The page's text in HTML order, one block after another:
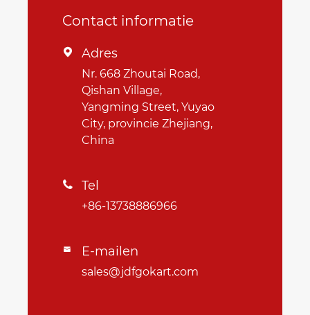
Contact informatie
 Adres
Nr. 668 Zhoutai Road,
Qishan Village,
Yangming Street, Yuyao
City, provincie Zhejiang,
China
 Tel
+86-13738886966
 E-mailen
sales@jdfgokart.com